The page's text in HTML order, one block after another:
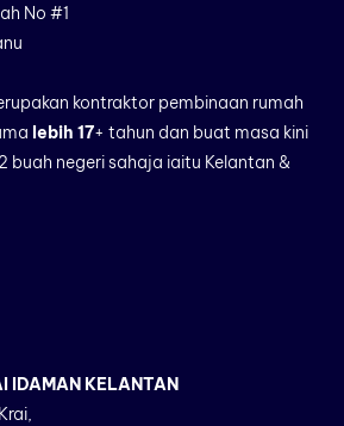
No #1
kontraktor pembinaan rumah
lebih 17+ tahun dan buat masa kini
buah negeri sahaja iaitu Kelantan &
IDAMAN KELANTAN